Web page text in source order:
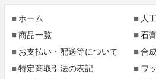
ホーム
商品一覧
お支払い・配送等について
特定商取引法の表記
人
石
合
ワ